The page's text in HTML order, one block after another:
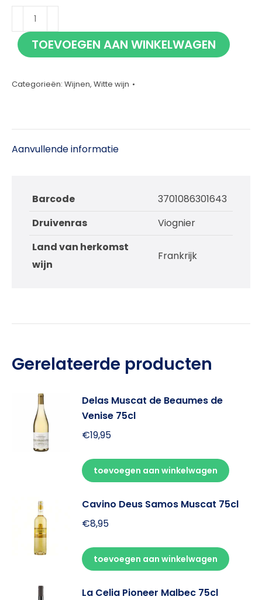
Medusa
Viognier
75cl TOEVOEGEN AAN WINKELWAGEN
Categorieën: Wijnen, Witte wijn
Aanvullende informatie
Barcode
3701086301643
Druivenras
Viognier
Land van herkomst
wijn
Frankrijk
Gerelateerde producten
Delas Muscat de Beaumes de
Venise 75cl
€19,95
toevoegen aan winkelwagen
Cavino Deus Samos Muscat 75cl
€8,95
toevoegen aan winkelwagen
La Celia Pioneer Malbec 75cl